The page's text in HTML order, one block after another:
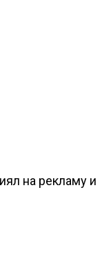
на рекламу и